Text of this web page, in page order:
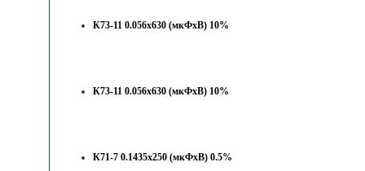
К73-11 0.056х630 (мкФхВ) 10%
К73-11 0.056х630 (мкФхВ) 10%
К71-7 0.1435х250 (мкФхВ) 0.5%